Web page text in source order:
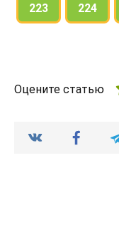
223 224
Оцените статью